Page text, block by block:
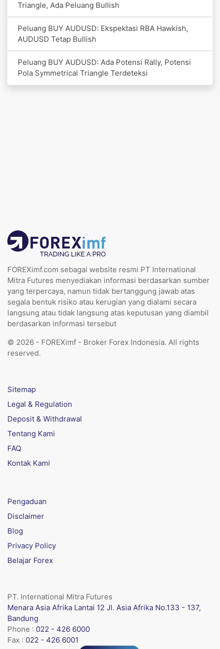
Triangle, Ada Peluang Bullish
Peluang BUY AUDUSD: Ekspektasi RBA Hawkish,
AUDUSD Tetap Bullish
Peluang BUY AUDUSD: Ada Potensi Rally, Potensi
Pola Symmetrical Triangle Terdeteksi
FOREXimf.com sebagai website resmi PT International
Mitra Futures menyediakan informasi berdasarkan sumber
yang terpercaya, namun tidak bertanggung jawab atas
segala bentuk risiko atau kerugian yang dialami secara
langsung atau tidak langsung atas keputusan yang diambil
berdasarkan informasi tersebut
© 2026 - FOREXimf - Broker Forex Indonesia. All rights
reserved.
Sitemap
Legal & Regulation
Deposit & Withdrawal
Tentang Kami
FAQ
Kontak Kami
Pengaduan
Disclaimer
Blog
Privacy Policy
Belajar Forex
PT. International Mitra Futures
Menara Asia Afrika Lantai 12 Jl. Asia Afrika No.133 - 137,
Bandung
Phone : 022 - 426 6000
Fax : 022 - 426 6001